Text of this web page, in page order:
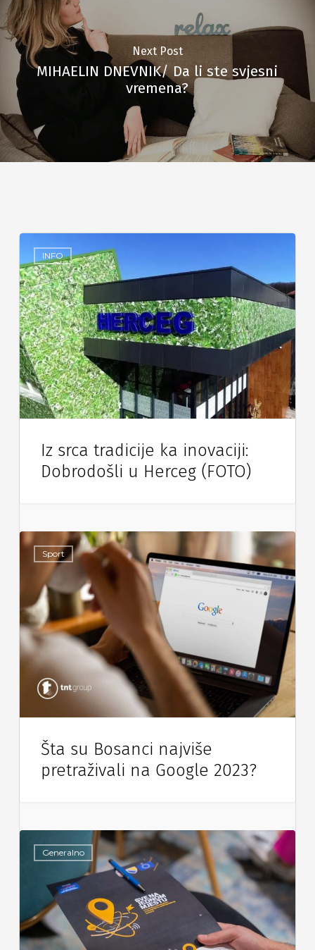
Next Post
MIHAELIN DNEVNIK/ Da li ste svjesni
vremena?
INFO
Iz srca tradicije ka inovaciji:
Dobrodošli u Herceg (FOTO)
Sport
Šta su Bosanci najviše
pretraživali na Google 2023?
Generalno